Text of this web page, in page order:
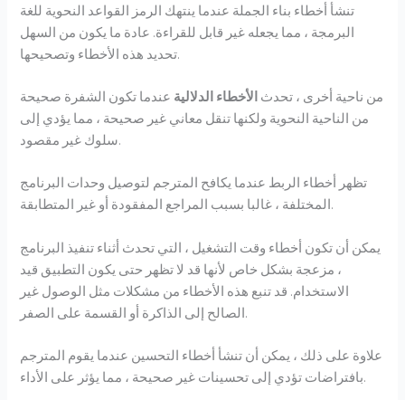
تنشأ أخطاء بناء الجملة عندما ينتهك الرمز القواعد النحوية للغة
البرمجة ، مما يجعله غير قابل للقراءة. عادة ما يكون من السهل
تحديد هذه الأخطاء وتصحيحها.
من ناحية أخرى ، تحدث الأخطاء الدلالية عندما تكون الشفرة صحيحة
من الناحية النحوية ولكنها تنقل معاني غير صحيحة ، مما يؤدي إلى
سلوك غير مقصود.
تظهر أخطاء الربط عندما يكافح المترجم لتوصيل وحدات البرنامج
المختلفة ، غالبا بسبب المراجع المفقودة أو غير المتطابقة.
يمكن أن تكون أخطاء وقت التشغيل ، التي تحدث أثناء تنفيذ البرنامج
، مزعجة بشكل خاص لأنها قد لا تظهر حتى يكون التطبيق قيد
الاستخدام. قد تنبع هذه الأخطاء من مشكلات مثل الوصول غير
الصالح إلى الذاكرة أو القسمة على الصفر.
علاوة على ذلك ، يمكن أن تنشأ أخطاء التحسين عندما يقوم المترجم
بافتراضات تؤدي إلى تحسينات غير صحيحة ، مما يؤثر على الأداء.